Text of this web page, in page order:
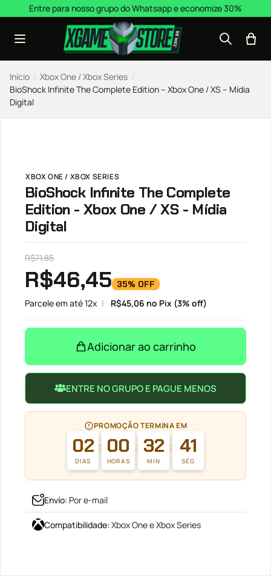
Pular para o conteúdo
Entre para nosso grupo do Whatsapp e economize 30%
Início › Xbox One / Xbox Series ›
BioShock Infinite The Complete Edition – Xbox One / XS – Mídia
Digital
XBOX ONE / XBOX SERIES
BioShock Infinite The Complete
Edition - Xbox One / XS - Mídia
Digital
R$71,85
R$46,45 35% OFF
Parcele em até 12x R$45,06 no Pix (3% off)
Adicionar ao carrinho
ENTRE NO GRUPO E PAGUE MENOS
PROMOÇÃO TERMINA EM
02
DIAS
: 00
HORAS
: 32
MIN
: 41
SEG
Envío: Por e-mail
Compatibilidade: Xbox One e Xbox Series